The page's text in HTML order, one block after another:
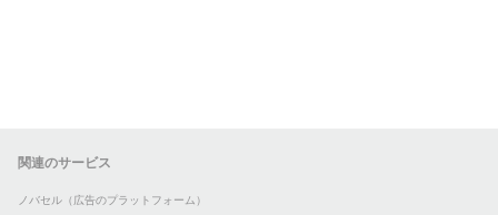
関連のサービス
ノバセル（広告のプラットフォーム）